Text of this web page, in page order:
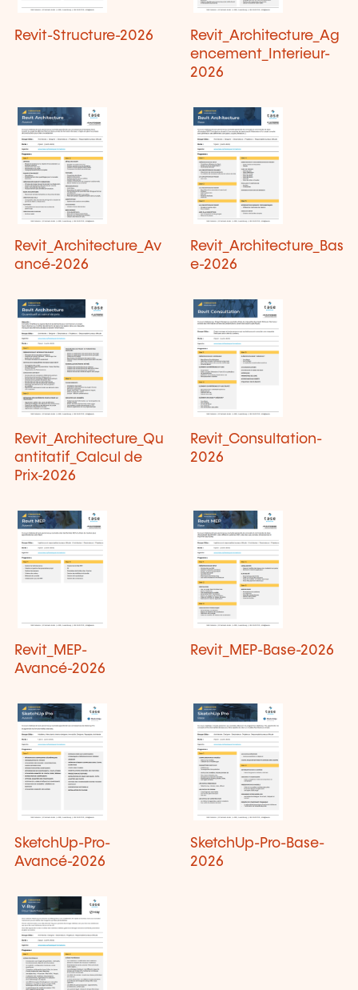
Revit-Structure-2026
Revit_Architecture_Ag
encement_Interieur-
2026
Revit_Architecture_Av
ancé-2026
Revit_Architecture_Bas
e-2026
Revit_Architecture_Qu
antitatif_Calcul de
Prix-2026
Revit_Consultation-
2026
Revit_MEP-
Avancé-2026
Revit_MEP-Base-2026
SketchUp-Pro-
Avancé-2026
SketchUp-Pro-Base-
2026